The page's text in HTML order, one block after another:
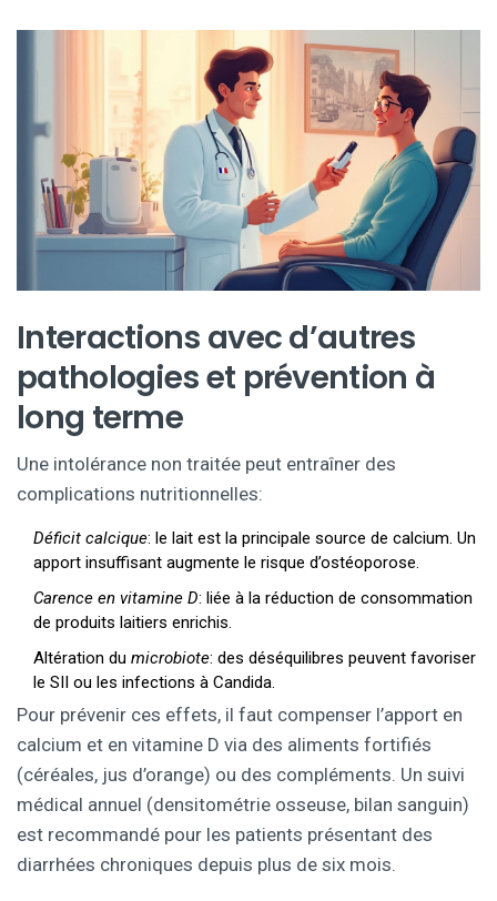
Interactions avec d’autres
pathologies et prévention à
long terme
Une intolérance non traitée peut entraîner des
complications nutritionnelles:
Déficit calcique: le lait est la principale source de calcium. Un
apport insuffisant augmente le risque d’ostéoporose.
Carence en vitamine D: liée à la réduction de consommation
de produits laitiers enrichis.
Altération du microbiote: des déséquilibres peuvent favoriser
le SII ou les infections à Candida.
Pour prévenir ces effets, il faut compenser l’apport en
calcium et en vitamine D via des aliments fortifiés
(céréales, jus d’orange) ou des compléments. Un suivi
médical annuel (densitométrie osseuse, bilan sanguin)
est recommandé pour les patients présentant des
diarrhées chroniques depuis plus de six mois.